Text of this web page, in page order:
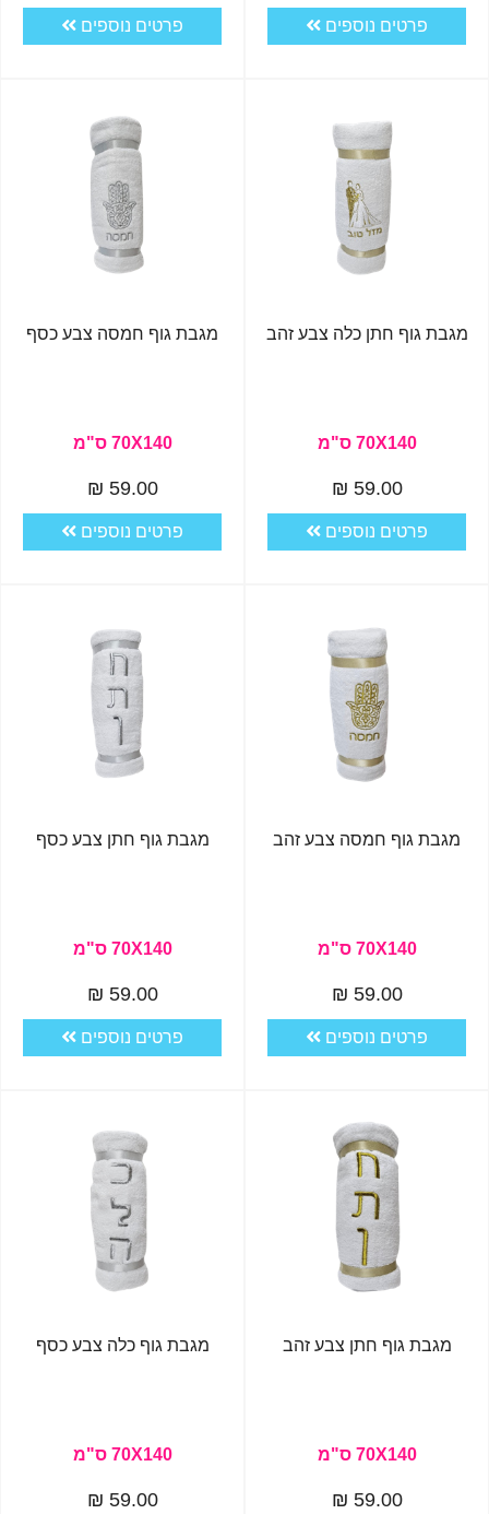
פרטים נוספים פרטים נוספים
מגבת גוף חתן כלה צבע זהב
70X140 ס"מ
59.00 ₪
פרטים נוספים
מגבת גוף חמסה צבע כסף
70X140 ס"מ
59.00 ₪
פרטים נוספים
מגבת גוף חמסה צבע זהב
70X140 ס"מ
59.00 ₪
פרטים נוספים
מגבת גוף חתן צבע כסף
70X140 ס"מ
59.00 ₪
פרטים נוספים
מגבת גוף חתן צבע זהב
70X140 ס"מ
59.00 ₪
מגבת גוף כלה צבע כסף
70X140 ס"מ
59.00 ₪